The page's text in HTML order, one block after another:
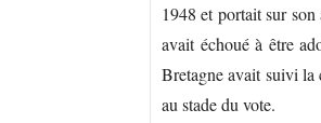
1948 et portait sur
avait échoué à être
Bretagne avait suivi la
au stade du vote.